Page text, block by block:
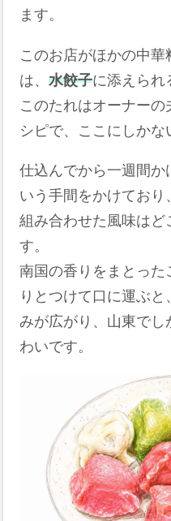
ます。
このお店がほかの中
は、水餃子に添えられ
このたれはオーナー
シピで、ここにしかな
仕込んでから一週間か
いう手間をかけてお
組み合わせた風味は
す。
南国の香りをまとった
りとつけて口に運ぶ
みが広がり、山東で
わいです。